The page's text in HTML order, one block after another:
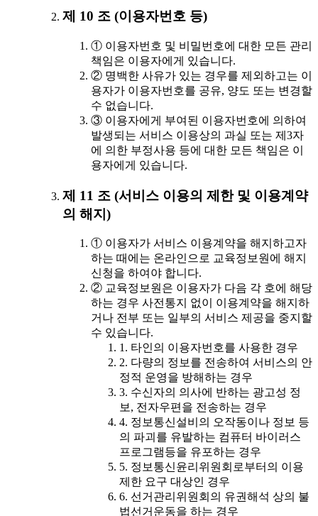
제 10 조 (이용자번호 등)
① 이용자번호 및 비밀번호에 대한 모든 관리
책임은 이용자에게 있습니다.
② 명백한 사유가 있는 경우를 제외하고는 이
용자가 이용자번호를 공유, 양도 또는 변경할
수 없습니다.
③ 이용자에게 부여된 이용자번호에 의하여
발생되는 서비스 이용상의 과실 또는 제3자
에 의한 부정사용 등에 대한 모든 책임은 이
용자에게 있습니다.
제 11 조 (서비스 이용의 제한 및 이용계약
의 해지)
① 이용자가 서비스 이용계약을 해지하고자
하는 때에는 온라인으로 교육정보원에 해지
신청을 하여야 합니다.
② 교육정보원은 이용자가 다음 각 호에 해당
하는 경우 사전통지 없이 이용계약을 해지하
거나 전부 또는 일부의 서비스 제공을 중지할
수 있습니다.
1. 타인의 이용자번호를 사용한 경우
2. 다량의 정보를 전송하여 서비스의 안
정적 운영을 방해하는 경우
3. 수신자의 의사에 반하는 광고성 정
보, 전자우편을 전송하는 경우
4. 정보통신설비의 오작동이나 정보 등
의 파괴를 유발하는 컴퓨터 바이러스
프로그램등을 유포하는 경우
5. 정보통신윤리위원회로부터의 이용
제한 요구 대상인 경우
6. 선거관리위원회의 유권해석 상의 불
법선거운동을 하는 경우